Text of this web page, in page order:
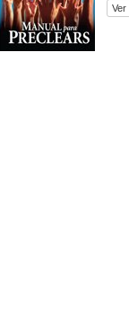
Ver